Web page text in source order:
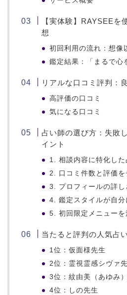
【実体験】RAYSEEを
想
初回利用の流れ：想像
鑑定結果：「まるで心
リアルな口コミ評判：
高評価の口コミ
気になる口コミ
占い師の選び方：失敗
イント
1. 相談内容に特化し
2. 口コミ件数と評価を
3. プロフィールの詳し
4. 鑑定スタイルが自分
5. 初回限定メニューを
当たると評判の人気占
1位：仮面様先生
2位：霊視霊感シヴァ
3位：紋由美（あゆみ
4位：しの先生